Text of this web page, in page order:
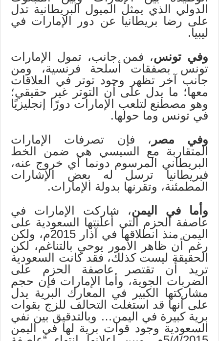
الدولي الذي يمثل الميول البريطانية تدل
على رضا بريطانيا عن دور الإمارات في
ليبيا.
وفي تونس، فمن جانب، تمول الإمارات
تونس بصفقات أسلحة فرنسية، ومن
جانب آخر تظهر وجود توتر في العلاقات
معها؛ ما يدل على أن التوتر غير حقيقي؛
وهو مصطنع لتلعب الإمارات دورًا إنجليزيًا
في تونس وما حولها.
وفي مصر ، فإن تصرفات الإمارات
المتقاربة مع السيسي هي ضمن الخط
البريطاني المرسوم دونما أي خروج عنه،
فبريطانيا ترسل له بعض الإشارات
المطمئنة، وتقرنها بدولة الإمارات.
وأما في اليمن، شاركت الإمارات في
عاصفة الحزم التي أعلنتها السعودية على
اليمن منذ انطلاقها في آذار 2015م، ولكن
رغم أن ظاهر الأمور يوحي بالتناغم، لكن
الحقيقة ليست كذلك، فقد كانت السعودية
تريد أن تقتصر عاصفة الحزم على
الضربات الجوية، وأما الإمارات فإن حجم
مشاركتها الكبير في المعارك البرية يدل
على أنها قد استغلت التحالف للزج بقوات
برية كبيرة في اليمن… وبالتدقيق بين نفي
السعودية وجود قوات برية لها في اليمن